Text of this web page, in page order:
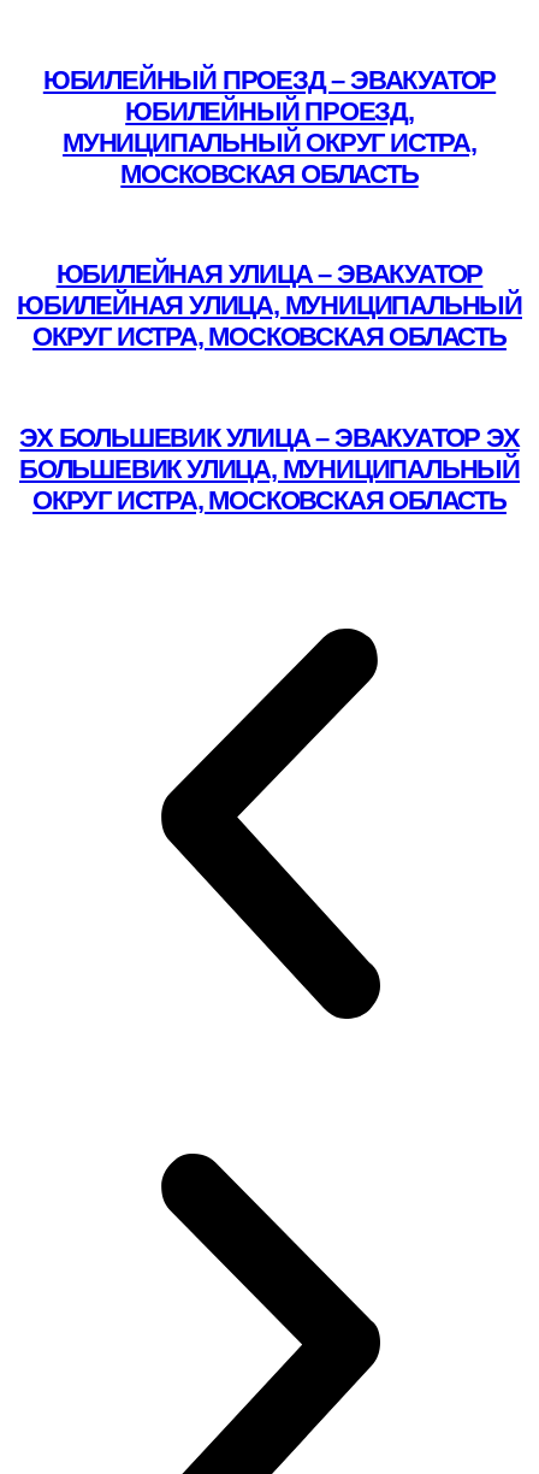
ЮБИЛЕЙНЫЙ ПРОЕЗД – ЭВАКУАТОР
ЮБИЛЕЙНЫЙ ПРОЕЗД,
МУНИЦИПАЛЬНЫЙ ОКРУГ ИСТРА,
МОСКОВСКАЯ ОБЛАСТЬ
ЮБИЛЕЙНАЯ УЛИЦА – ЭВАКУАТОР
ЮБИЛЕЙНАЯ УЛИЦА, МУНИЦИПАЛЬНЫЙ
ОКРУГ ИСТРА, МОСКОВСКАЯ ОБЛАСТЬ
ЭХ БОЛЬШЕВИК УЛИЦА – ЭВАКУАТОР ЭХ
БОЛЬШЕВИК УЛИЦА, МУНИЦИПАЛЬНЫЙ
ОКРУГ ИСТРА, МОСКОВСКАЯ ОБЛАСТЬ